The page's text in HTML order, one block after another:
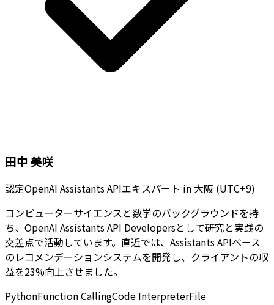
田中 美咲
認定OpenAI Assistants APIエキスパート in 大阪 (UTC+9)
コンピューターサイエンスと数学のバックグラウンドを持
ち、OpenAI Assistants API Developersとして研究と実践の
交差点で活動しています。直近では、Assistants APIベース
のレコメンデーションシステムを開発し、クライアントの収
益を23%向上させました。
PythonFunction CallingCode InterpreterFile